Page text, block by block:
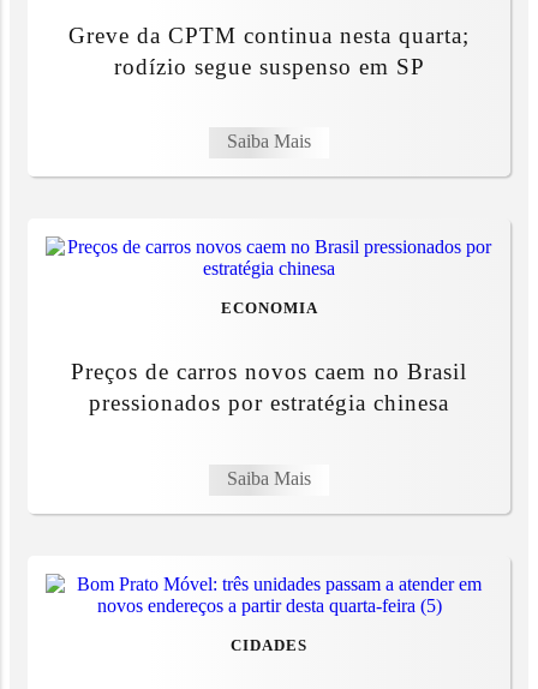
Greve da CPTM continua nesta quarta;
rodízio segue suspenso em SP
Saiba Mais
ECONOMIA
Preços de carros novos caem no Brasil
pressionados por estratégia chinesa
Saiba Mais
CIDADES